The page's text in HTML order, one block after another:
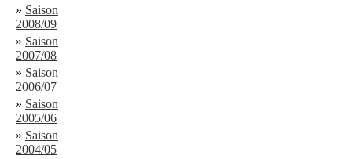
» Saison
2008/09
» Saison
2007/08
» Saison
2006/07
» Saison
2005/06
» Saison
2004/05